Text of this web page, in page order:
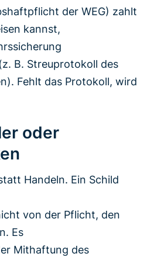
der WEG) zahlt
kannst,
B. Streuprotokoll des
Fehlt das Protokoll, wird
oder
Handeln. Ein Schild
von der Pflicht, den
Es
Mithaftung des